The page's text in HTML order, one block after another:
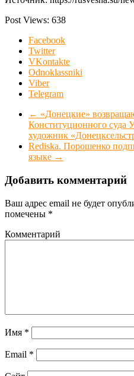
Post Views: 638
Facebook
Twitter
VKontakte
Odnoklassniki
Viber
Telegram
← «Донецкие»
Конституционного суда
художник
Rediska. Порошенко
языке →
Добавить комментарий
Ваш адрес email не будет
помечены *
Комментарий
Имя *
Email *